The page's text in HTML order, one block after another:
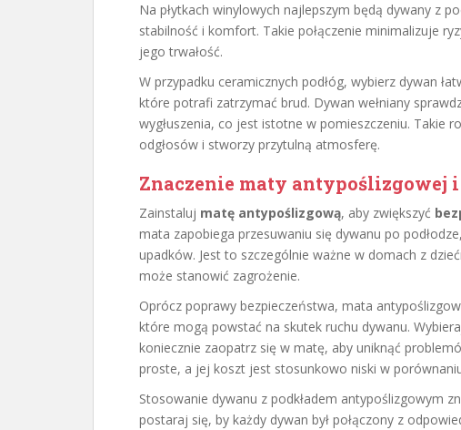
Na płytkach winylowych najlepszym będą dywany z
stabilność i komfort. Takie połączenie minimalizuje
jego trwałość.
W przypadku ceramicznych podłóg, wybierz dywan
które potrafi zatrzymać brud. Dywan wełniany
wygłuszenia, co jest istotne w pomieszczeniu. Takie
odgłosów i stworzy przytulną atmosferę.
Znaczenie maty antypoślizgowej i
Zainstaluj matę antypoślizgową, aby zwiększyć
mata zapobiega przesuwaniu się dywanu po
upadków. Jest to szczególnie ważne w domach z
może stanowić zagrożenie.
Oprócz poprawy bezpieczeństwa, mata
które mogą powstać na skutek ruchu dywanu.
koniecznie zaopatrz się w matę, aby uniknąć
proste, a jej koszt jest stosunkowo niski w
Stosowanie dywanu z podkładem antypoślizgowym
postaraj się, by każdy dywan był połączony z